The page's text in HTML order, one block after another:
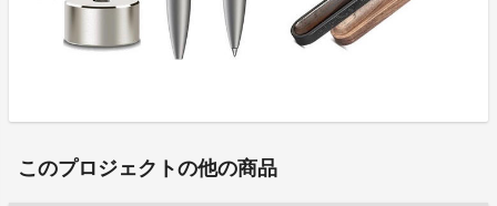
このプロジェクトの他の商品